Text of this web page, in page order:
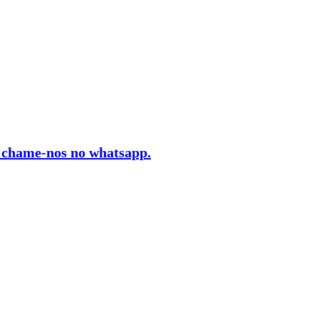
nos no whatsapp.